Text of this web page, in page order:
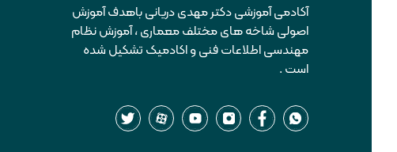
آکادمی آموزشی دکتر مهدی دریانی باهدف آموزش
اصولی شاخه های مختلف معماری ، آموزش نظام
مهندسی اطلاعات فنی و اکادمیک تشکیل شده
است .